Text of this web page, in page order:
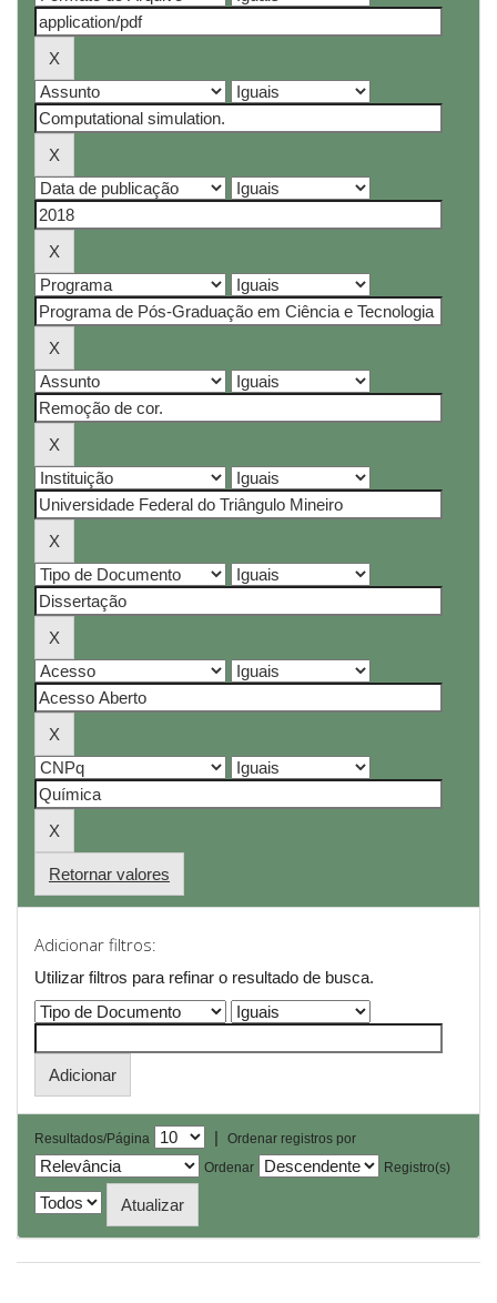
Retornar valores
Adicionar filtros:
Utilizar filtros para refinar o resultado de busca.
Resultados/Página |
Ordenar registros por
Ordenar
Registro(s)